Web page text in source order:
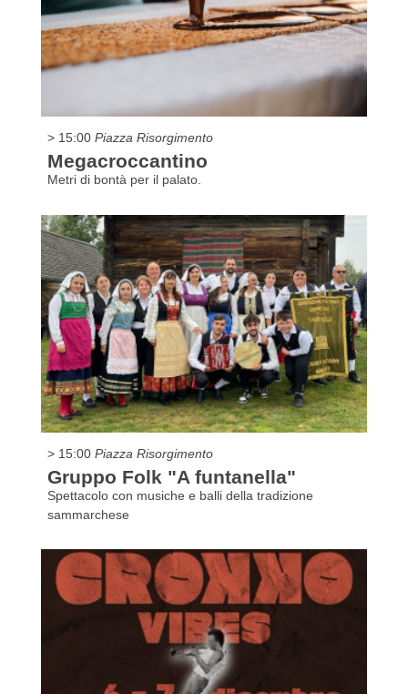
> 15:00 Piazza Risorgimento
Megacroccantino
Metri di bontà per il palato.
> 15:00 Piazza Risorgimento
Gruppo Folk "A funtanella"
Spettacolo con musiche e balli della tradizione
sammarchese